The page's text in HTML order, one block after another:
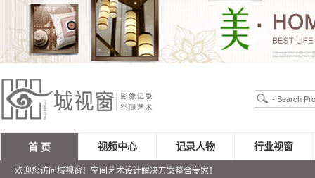
首 页
欢迎您访问城视窗！空间艺术设计解决方案整合专家！
视频中心 记录人物 行业视窗